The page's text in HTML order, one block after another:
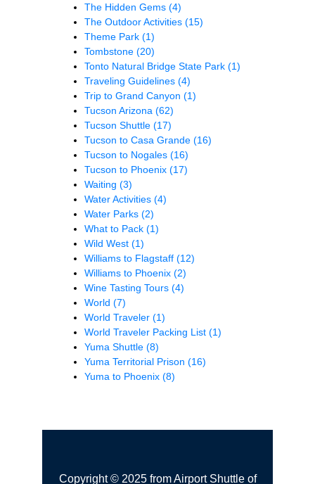
The Hidden Gems (4)
The Outdoor Activities (15)
Theme Park (1)
Tombstone (20)
Tonto Natural Bridge State Park (1)
Traveling Guidelines (4)
Trip to Grand Canyon (1)
Tucson Arizona (62)
Tucson Shuttle (17)
Tucson to Casa Grande (16)
Tucson to Nogales (16)
Tucson to Phoenix (17)
Waiting (3)
Water Activities (4)
Water Parks (2)
What to Pack (1)
Wild West (1)
Williams to Flagstaff (12)
Williams to Phoenix (2)
Wine Tasting Tours (4)
World (7)
World Traveler (1)
World Traveler Packing List (1)
Yuma Shuttle (8)
Yuma Territorial Prison (16)
Yuma to Phoenix (8)
Copyright © 2025 from Airport Shuttle of